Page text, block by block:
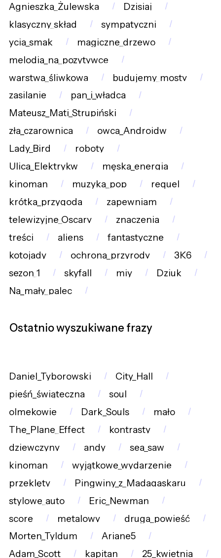
Agnieszka_Żulewska
Dzisiaj
klasyczny_skład
sympatyczni
ycia_smak
magiczne_drzewo
melodia_na_pozytywce
warstwa_śliwkowa
budujemy_mosty
zasilanie
pan_i_władca
Mateusz_Mati_Strupiński
zła_czarownica
owca_Androidw
Lady_Bird
roboty
Ulica_Elektrykw
męska_energia
kinoman
muzyka_pop
requel
krótka_przygoda
zapewniam
telewizyjne_Oscary
znaczenia
treści
aliens
fantastyczne
kotojady
ochrona_przyrody
3K6
sezon_1
skyfall miy
Dziuk
Na_mały_palec
Ostatnio wyszukiwane frazy
Daniel_Tyborowski
City_Hall
pieśń_świąteczna
soul
olmekowie
Dark_Souls
mało
The_Plane_Effect
kontrasty
dziewczyny
andy
sea_saw
kinoman
wyjątkowe_wydarzenie
przeklęty
Pingwiny_z_Madagaskaru
stylowe_auto
Eric_Newman
score
metalowy
druga_powieść
Morten_Tyldum
Ariane5
Adam_Scott
kapitan
25_kwietnia